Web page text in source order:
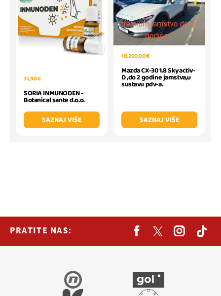
31,90 €
SORIA INMUNODEN -
Botanical sante d.o.o.
SAZNAJ VIŠE
18.200,00 €
Mazda CX-30 1.8 Skyactiv-
D ,do 2 godine jamstva,u
sustavu pdv-a.
SAZNAJ VIŠE
PRATITE NAS: